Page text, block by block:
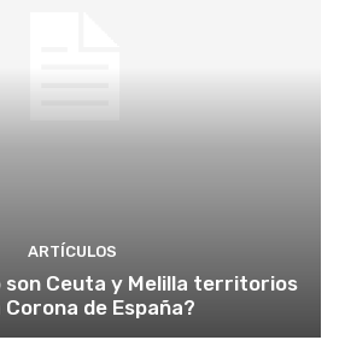
ARTÍCULOS
son Ceuta y Melilla territorios
Corona de España?